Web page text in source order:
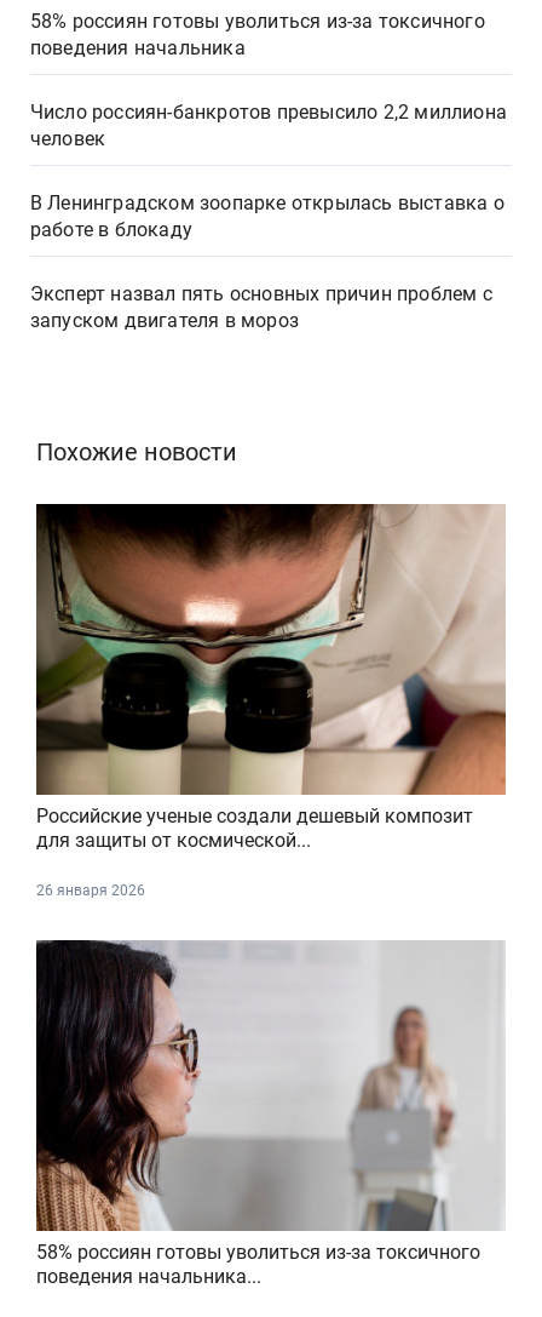
58% россиян готовы уволиться из-за токсичного
поведения начальника
Число россиян-банкротов превысило 2,2 миллиона
человек
В Ленинградском зоопарке открылась выставка о
работе в блокаду
Эксперт назвал пять основных причин проблем с
запуском двигателя в мороз
Похожие новости
Российские ученые создали дешевый композит
для защиты от космической...
26 января 2026
58% россиян готовы уволиться из-за токсичного
поведения начальника...